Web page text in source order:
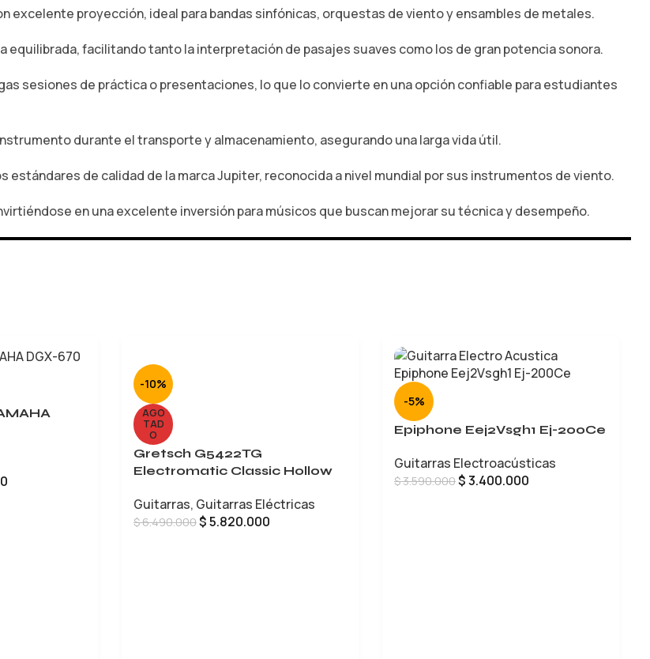
excelente proyección, ideal para bandas sinfónicas, orquestas de viento y ensambles de metales.
equilibrada, facilitando tanto la interpretación de pasajes suaves como los de gran potencia sonora.
sesiones de práctica o presentaciones, lo que lo convierte en una opción confiable para estudiantes
durante el transporte y almacenamiento, asegurando una larga vida útil.
de calidad de la marca Jupiter, reconocida a nivel mundial por sus instrumentos de viento.
en una excelente inversión para músicos que buscan mejorar su técnica y desempeño.
-10%
AGO
TAD
O
Gretsch G5422TG
Electromatic Classic Hollow
Guitarras, Guitarras Eléctricas
$6.490.000$5.820.000
-5%
Epiphone Eej2Vsgh1 Ej-200Ce
Guitarras Electroacústicas
$3.590.000$3.400.000